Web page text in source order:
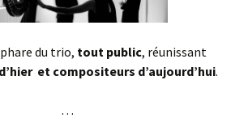
du trio, tout public, réunissant
et compositeurs d’aujourd’hui.
. . .